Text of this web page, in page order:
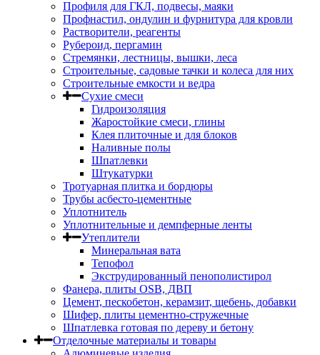
Профиля для ГКЛ, подвесы, маяки
Профнастил, ондулин и фурнитура для кровли
Растворители, реагенты
Рубероид, пергамин
Стремянки, лестницы, вышки, леса
Строительные, садовые тачки и колеса для них
Строительные емкости и ведра
Сухие смеси
Гидроизоляция
Жаростойкие смеси, глины
Клея плиточные и для блоков
Наливные полы
Шпатлевки
Штукатурки
Тротуарная плитка и бордюры
Трубы асбесто-цементные
Уплотнитель
Уплотнительные и демпферные ленты
Утеплители
Минеральная вата
Тепофол
Экструдированный пенополистирол
Фанера, плиты OSB, ДВП
Цемент, пескобетон, керамзит, щебень, добавки
Шифер, плиты цементно-стружечные
Шпатлевка готовая по дереву и бетону
Отделочные материалы и товары